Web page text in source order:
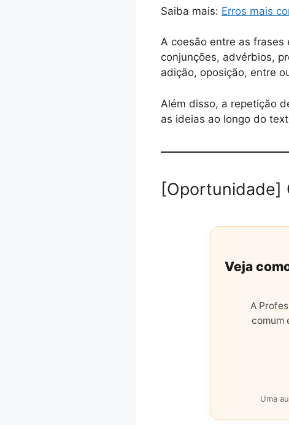
Saiba mais: Erros mais
A coesão entre as
conjunções, advérbios,
adição, oposição, entre
Além disso, a repetição
as ideias ao longo do
[Oportunidade]
Veja
A
comum
Uma